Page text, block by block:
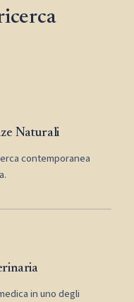
Naturali
contemporanea
in uno degli